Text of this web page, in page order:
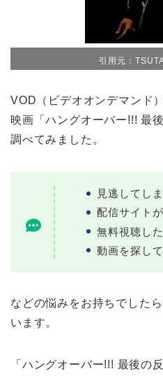
引用元：
VOD（ビデオオンデマンド
映画「ハングオーバー!!! 最
調べてみました。
見逃してし
配信サイト
無料視聴した
動画を探し
などの悩みをお持ちでした
います。
「ハングオーバー!!! 最後の